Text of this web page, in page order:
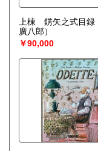
上棟 錺矢之式目録
廣八郎）
￥90,000